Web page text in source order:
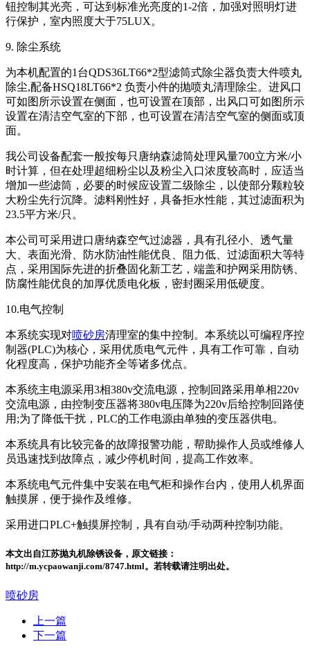
钮控制其光亮，可达到标准光亮度的1-2倍，加强对照明灯进
行保护，室内照度大于75LUX。
9. 除尘系统
为本机配置的1台QDS36LT66*2型滤筒式除尘器负责大件喷丸
除尘,配备HSQ18LT66*2 负责小件的抛喷丸清理除尘。进风口
可如图所示设置在侧面，也可设置在顶部，出风口可如图所示
设置在清洁空气室的下部，也可设置在清洁空气室的侧面或顶
面。
我公司设备配套一般按每只唐纳森滤筒处理风量700立方米/小
时计算，但在处理超细粉尘以及粉尘入口浓度较高时，应适当
增加一些滤筒，必要的时候应设置二级除尘，以使部分颗粒较
大粉尘先行沉降。滤料刚性好，具备拒水性能，其过滤面积为
23.5平方米/只。
本公司可采用进口唐纳森空气过滤器，具有孔径小、透气量
大、表面光滑、防水防油性能优良、阻力低、过滤面积大等特
点，采用国际先进的折叠固化新工艺，端盖和护网采用防锈、
防腐性能优良的加厚优质电化板，密封圈采用低硬度。
10.电气控制
本系统实现对喷砂房清理室的集中控制。本系统以可编程序控
制器(PLC)为核心，采用优质电气元件，具有工作可靠，自动
化程度高，保护功能齐全等诸多优点。
本系统主电源采用3相380v交流电源，控制回路采用单相220v
交流电源，由控制变压器将380v电压降为220v后给控制回路使
用;为了降低干扰，PLC的工作电源由单独的变压器供电。
本系统具有比较完备的故障报警功能，帮助操作人员或维修人
员迅速找到故障点，减少停机时间，提高工作效率。
本系统电气元件集中安装在电气柜和操作台内，使用人机界面
触摸屏，便于操作及维修。
采用进口PLC+触摸屏控制，具有自动/手动两种控制功能。
本文出自江苏抛丸机除锈设备，原文链接：
http://m.ycpaowanji.com/8747.html。若转载请注明出处。
喷砂房
上一篇
下一篇